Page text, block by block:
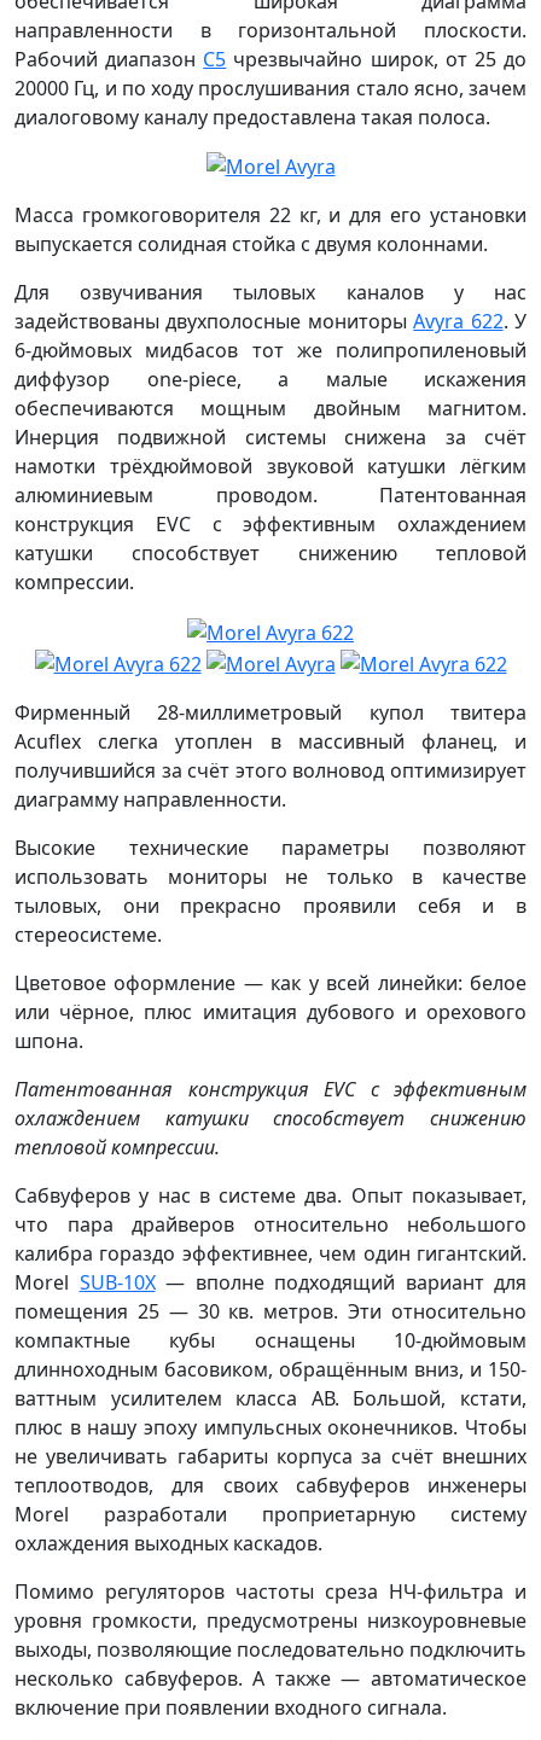
направленности в горизонтальной плоскости.
Рабочий диапазон С5 чрезвычайно широк, от 25 до
20000 Гц, и по ходу прослушивания стало ясно, зачем
диалоговому каналу предоставлена такая полоса.
Масса громкоговорителя 22 кг, и для его установки
выпускается солидная стойка с двумя колоннами.
Для озвучивания тыловых каналов у нас
задействованы двухполосные мониторыAvyra 622. У
6-дюймовых мидбасов тот же полипропиленовый
диффузор one-piece, а малые искажения
обеспечиваются мощным двойным магнитом.
Инерция подвижной системы снижена за счёт
намотки трёхдюймовой звуковой катушки лёгким
алюминиевым проводом. Патентованная
конструкция EVC с эффективным охлаждением
катушки способствует снижению тепловой
компрессии.
Фирменный 28-миллиметровый купол твитера
Acuflex слегка утоплен в массивный фланец, и
получившийся за счёт этого волновод оптимизирует
диаграмму направленности.
Высокие технические параметры позволяют
использовать мониторы не только в качестве
тыловых, они прекрасно проявили себя и в
стереосистеме.
Цветовое оформление — как у всей линейки: белое
или чёрное, плюс имитация дубового и орехового
шпона.
Патентованная конструкция EVC с эффективным
охлаждением катушки способствует снижению
тепловой компрессии.
Сабвуферов у нас в системе два. Опыт показывает,
что пара драйверов относительно небольшого
калибра гораздо эффективнее, чем один гигантский.
Morel SUB-10X— вполне подходящий вариант для
помещения 25 — 30 кв. метров. Эти относительно
компактные кубы оснащены 10-дюймовым
длинноходным басовиком, обращённым вниз, и 150-
ваттным усилителем класса АВ. Большой, кстати,
плюс в нашу эпоху импульсных оконечников. Чтобы
не увеличивать габариты корпуса за счёт внешних
теплоотводов, для своих сабвуферов инженеры
Morel разработали проприетарную систему
охлаждения выходных каскадов.
Помимо регуляторов частоты среза НЧ-фильтра и
уровня громкости, предусмотрены низкоуровневые
выходы, позволяющие последовательно подключить
несколько сабвуферов. А также — автоматическое
включение при появлении входного сигнала.